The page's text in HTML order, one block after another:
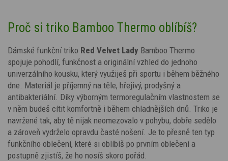
Proč si triko Bamboo Thermo oblíbíš?
Dámské funkční triko Red Velvet Lady Bamboo Thermo
spojuje pohodlí, funkčnost a originální vzhled do jednoho
univerzálního kousku, který využiješ při sportu i během běžného
dne. Materiál je příjemný na těle, hřejivý, prodyšný a
antibakteriální. Díky výborným termoregulačním vlastnostem se
v něm budeš cítit komfortně i během chladnějších dnů. Triko je
navržené tak, aby tě nijak neomezovalo v pohybu, dobře sedělo
a zároveň vydrželo opravdu časté nošení. Je to přesně ten typ
funkčního oblečení, které si oblíbíš po prvním oblečení a
postupně zjistíš, že ho nosíš skoro pořád.